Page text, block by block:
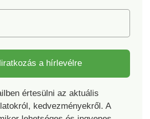
a hírlevélre
értesülni az aktuális
kedvezményekről. A